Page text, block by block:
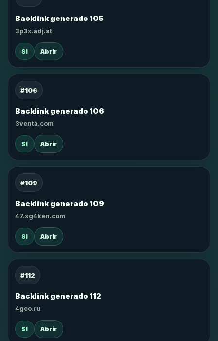
Backlink generado 105
3p3x.adj.st
SI Abrir
#106
Backlink generado 106
3venta.com
SI Abrir
#109
Backlink generado 109
47.xg4ken.com
SI Abrir
#112
Backlink generado 112
4geo.ru
SI Abrir